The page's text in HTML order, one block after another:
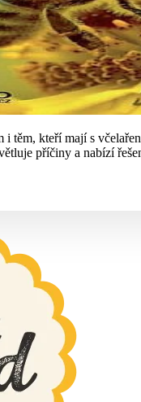
i těm, kteří mají s
příčiny a nabízí